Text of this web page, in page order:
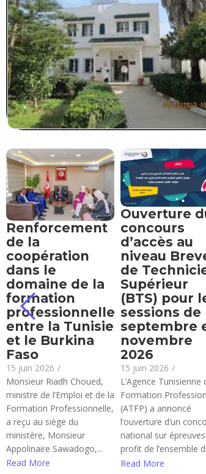
Renforcement
de la
coopération
dans le
domaine de la
formation
professionnelle
entre la Tunisie
et le Burkina
Faso
15 juin 2026 /
Monsieur Riadh Choued,
ministre de l’Emploi et de la
Formation Professionnelle,
a reçu au siège du
ministère, Monsieur
Appolinaire Sawadogo,...
Read More
Ouverture
concours
d’accès au
niveau
de
Supérieur
(BTS) pour
sessions de
septembre
novembre
2026
15 juin 2026 /
L’Agence Tunisienne
Formation
(ATFP) a annoncé
l’ouverture d’un
national sur
profit de l’ensemble
Read More